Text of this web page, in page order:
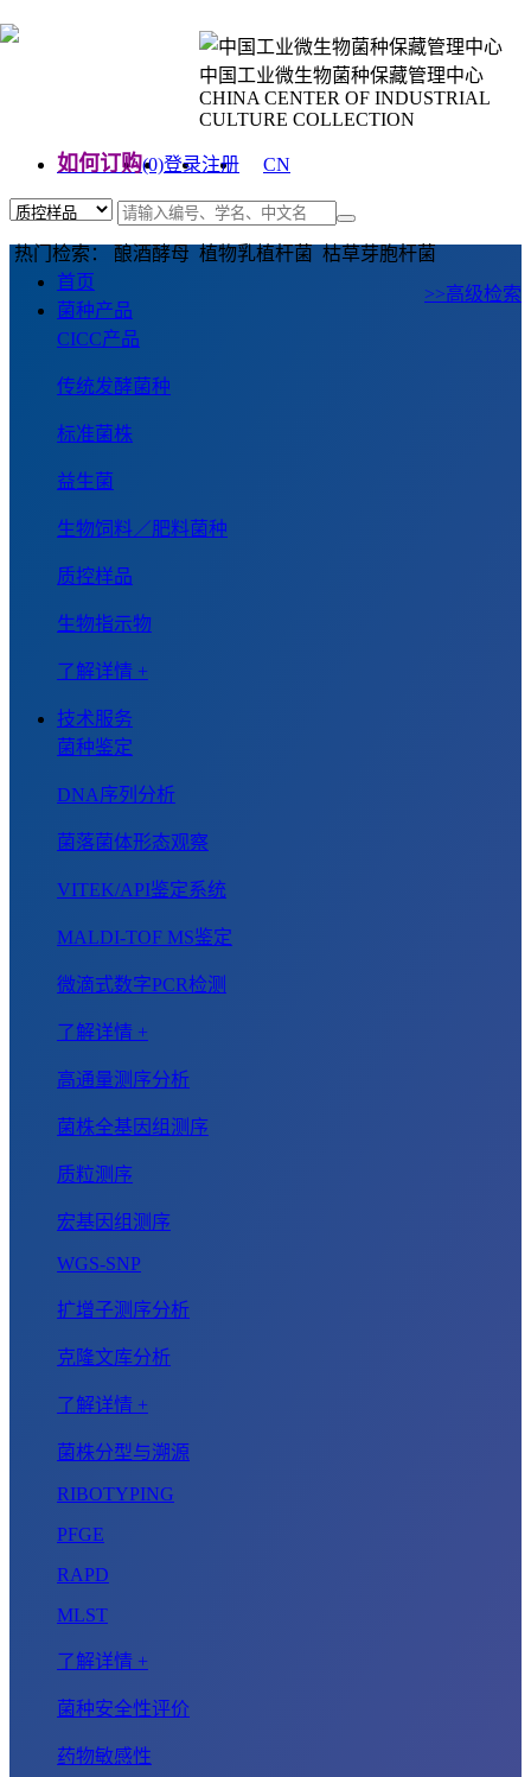
中国工业微生物菌种保藏管理中心
CHINA CENTER OF INDUSTRIAL
CULTURE COLLECTION
如何订购(0)登录注册
CN
热门检索： 酿酒酵母 植物乳植杆菌 枯草芽胞杆菌
>>高级检索
首页
菌种产品
CICC产品
传统发酵菌种
标准菌株
益生菌
生物饲料／肥料菌种
质控样品
生物指示物
了解详情 +
技术服务
菌种鉴定
DNA序列分析
菌落菌体形态观察
VITEK/API鉴定系统
MALDI-TOF MS鉴定
微滴式数字PCR检测
了解详情 +
高通量测序分析
菌株全基因组测序
质粒测序
宏基因组测序
WGS-SNP
扩增子测序分析
克隆文库分析
了解详情 +
菌株分型与溯源
RIBOTYPING
PFGE
RAPD
MLST
了解详情 +
菌种安全性评价
药物敏感性